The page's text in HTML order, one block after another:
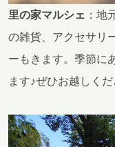
里の家マルシェ ：地
の雑貨、アクセサリ
ーもきます。季節に
ます♪ぜひお越しくだ